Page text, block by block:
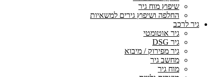
שיפוץ מוח גיר
החלפה ושיפוץ גירים למשאיות
גיר לרכב
גיר אוטומטי
גיר DSG
גיר מפירוק / מיבוא
מחשב גיר
מוח גיר